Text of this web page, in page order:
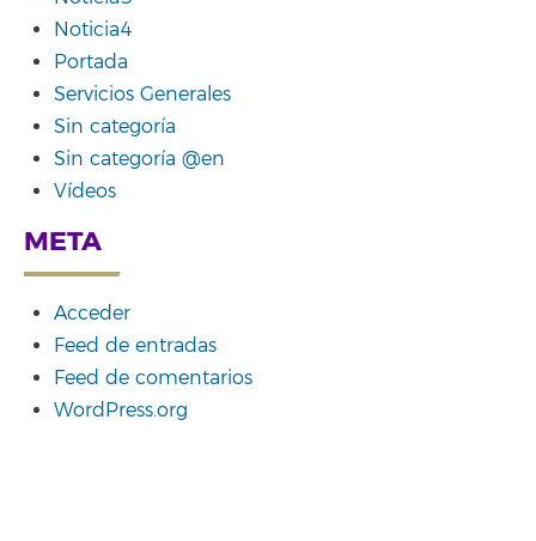
Noticia4
Portada
Servicios Generales
Sin categoría
Sin categoría @en
Vídeos
META
Acceder
Feed de entradas
Feed de comentarios
WordPress.org